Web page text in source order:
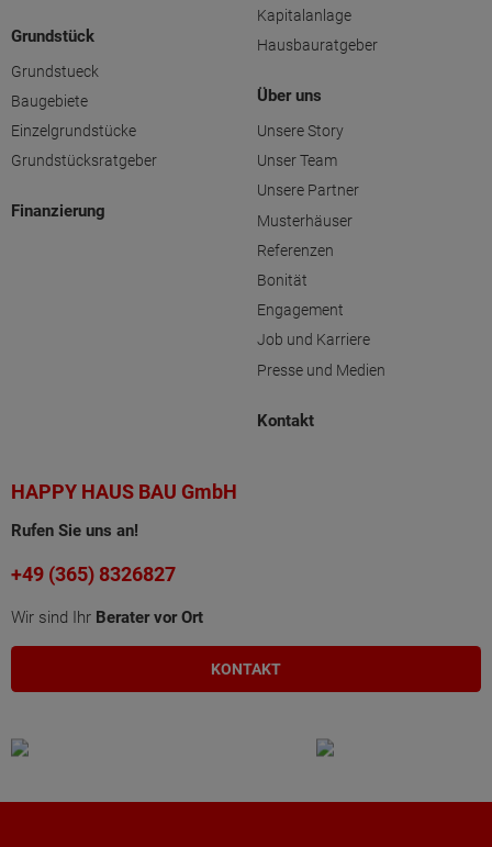
Grundstück
Grundstueck
Baugebiete
Einzelgrundstücke
Grundstücksratgeber
Finanzierung
Kapitalanlage
Hausbauratgeber
Über uns
Unsere Story
Unser Team
Unsere Partner
Musterhäuser
Referenzen
Bonität
Engagement
Job und Karriere
Presse und Medien
Kontakt
HAPPY HAUS BAU GmbH
Rufen Sie uns an!
+49 (365) 8326827
Wir sind Ihr Berater vor Ort
KONTAKT